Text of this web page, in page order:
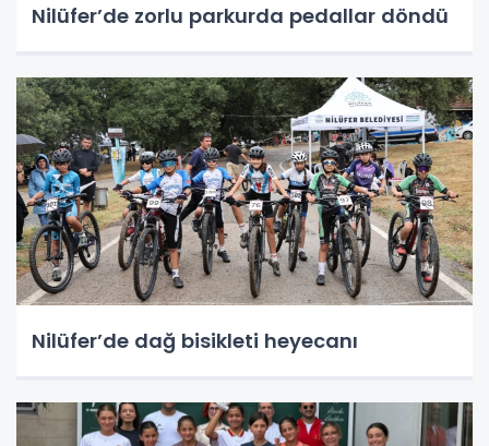
Nilüfer’de zorlu parkurda pedallar döndü
Nilüfer’de dağ bisikleti heyecanı